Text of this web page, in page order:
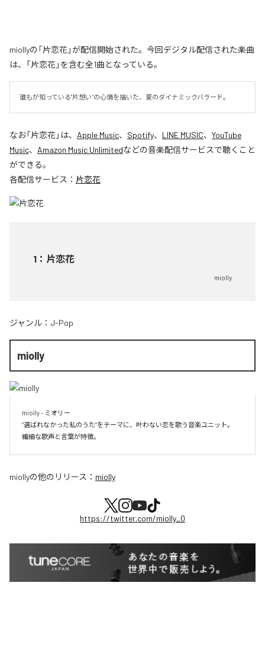
miollyの「片恋花」が配信開始された。今回デジタル配信された楽曲
は、「片恋花」を含む全1曲となっている。
誰もが知っている"片想い”の心情を描いた、夏のダイナミックバラード。
なお「片恋花」は、 Apple Music、 Spotify、 LINE MUSIC、 YouTube
Music、 Amazon Music Unlimitedなどの音楽配信サービスで聴くこと
ができる。
各配信サービス： 片恋花
1 ： 片恋花
miolly
ジャンル： J-Pop
miolly
miolly - ミオリー
”選ばれなかった私のうた”をテーマに、叶わない恋を歌う音楽ユニット。
miollyの他のリリース： miolly
https://twitter.com/miolly_0